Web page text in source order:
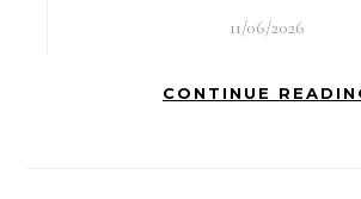
11/06/2026
CONTINUE